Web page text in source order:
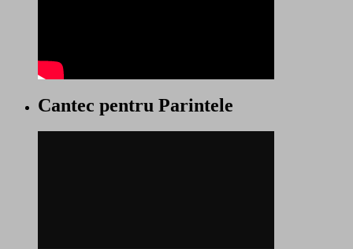
Cantec pentru Parintele